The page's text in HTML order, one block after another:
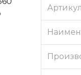
Артикул